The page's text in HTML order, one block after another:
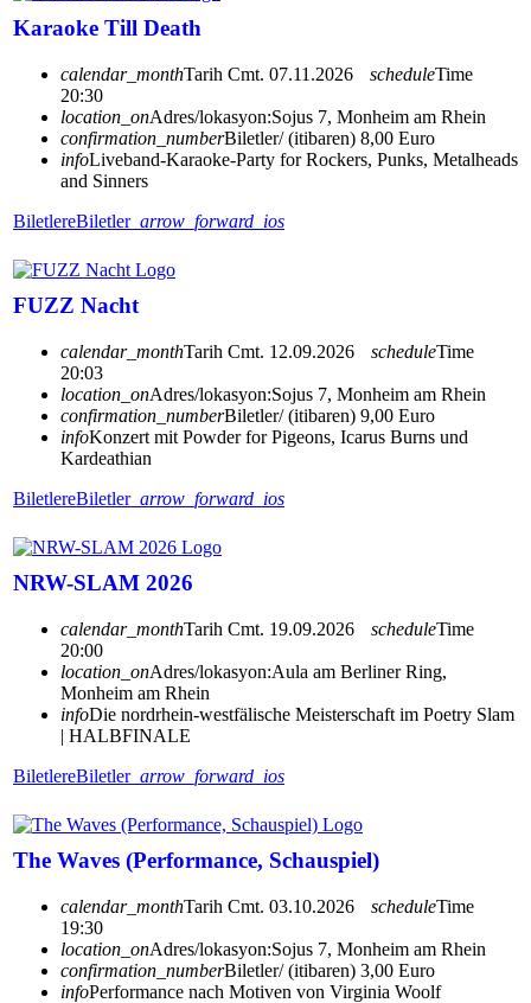
Karaoke Till Death
calendar_monthTarih Cmt. 07.11.2026 scheduleTime
20:30
location_onAdres/lokasyon:Sojus 7, Monheim am Rhein
confirmation_numberBiletler/ (itibaren) 8,00 Euro
infoLiveband-Karaoke-Party for Rockers, Punks, Metalheads
and Sinners
BiletlereBiletler arrow_forward_ios
FUZZ Nacht
calendar_monthTarih Cmt. 12.09.2026 scheduleTime
20:03
location_onAdres/lokasyon:Sojus 7, Monheim am Rhein
confirmation_numberBiletler/ (itibaren) 9,00 Euro
infoKonzert mit Powder for Pigeons, Icarus Burns und
Kardeathian
BiletlereBiletler arrow_forward_ios
NRW-SLAM 2026
calendar_monthTarih Cmt. 19.09.2026 scheduleTime
20:00
location_onAdres/lokasyon:Aula am Berliner Ring,
Monheim am Rhein
infoDie nordrhein-westfälische Meisterschaft im Poetry Slam
| HALBFINALE
BiletlereBiletler arrow_forward_ios
The Waves (Performance, Schauspiel)
calendar_monthTarih Cmt. 03.10.2026 scheduleTime
19:30
location_onAdres/lokasyon:Sojus 7, Monheim am Rhein
confirmation_numberBiletler/ (itibaren) 3,00 Euro
infoPerformance nach Motiven von Virginia Woolf